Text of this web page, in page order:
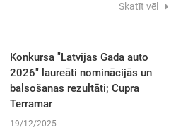
Skatīt vēl
Konkursa "Latvijas Gada auto
2026" laureāti nominācijās un
balsošanas rezultāti; Cupra
Terramar
19/12/2025